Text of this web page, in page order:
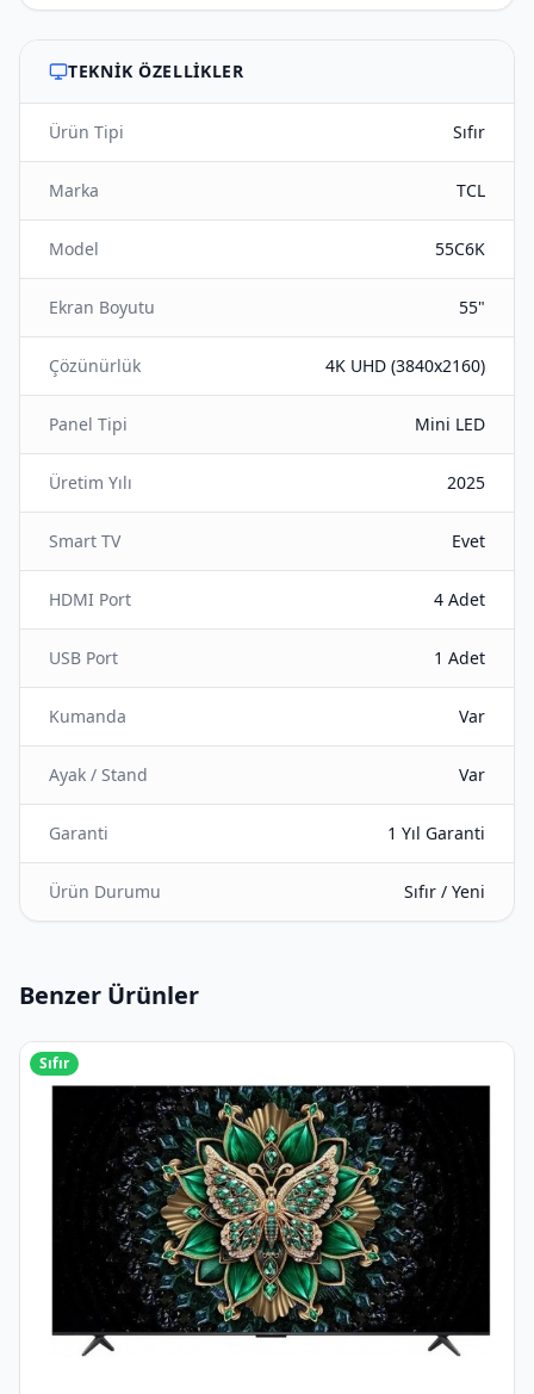
TEKNIK ÖZELLIKLER
Ürün Tipi Sıfır
Marka TCL
Model 55C6K
Ekran Boyutu 55"
Çözünürlük 4K UHD (3840x2160)
Panel Tipi Mini LED
Üretim Yılı 2025
Smart TV Evet
HDMI Port 4 Adet
USB Port 1 Adet
Kumanda Var
Ayak / Stand Var
Garanti 1 Yıl Garanti
Ürün Durumu Sıfır / Yeni
Benzer Ürünler
Sıfır